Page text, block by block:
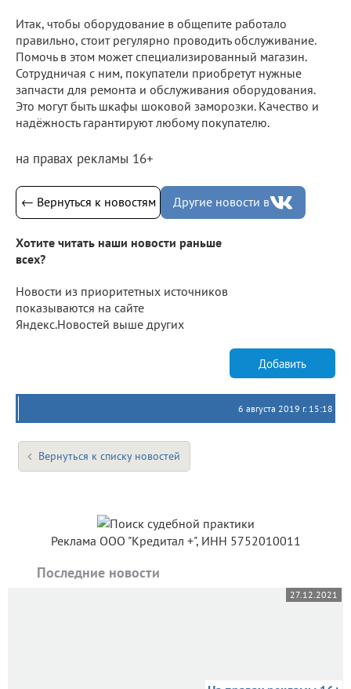
Итак, чтобы оборудование в общепите работало
правильно, стоит регулярно проводить обслуживание.
Помочь в этом может специализированный магазин.
Сотрудничая с ним, покупатели приобретут нужные
запчасти для ремонта и обслуживания оборудования.
Это могут быть шкафы шоковой заморозки. Качество и
надёжность гарантируют любому покупателю.
на правах рекламы 16+
← Вернуться к новостям Другие новости в
Хотите читать наши новости раньше
всех?
Новости из приоритетных источников
показываются на сайте
Яндекс.Новостей выше других
Добавить
6 августа 2019 г. 15:18
Вернуться к списку новостей
Реклама ООО "Кредитал +", ИНН 5752010011
Последние новости
27.12.2021